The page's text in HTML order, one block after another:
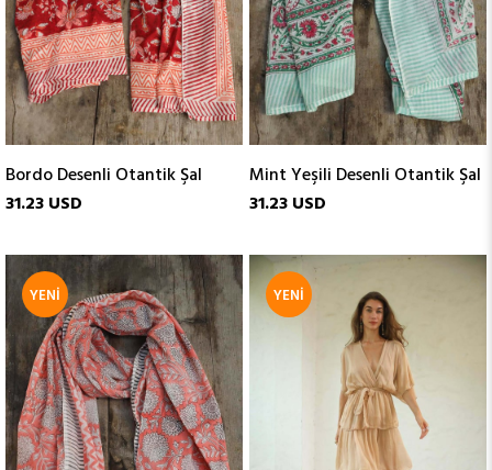
Bordo Desenli Otantik Şal
31.23 USD
Mint Yeşili Desenli Otantik Şal
31.23 USD
YENI
ÜRÜN
YENI